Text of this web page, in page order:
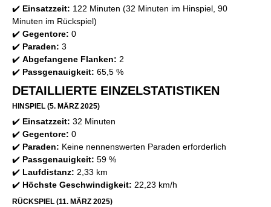
✔️ Einsatzzeit: 122 Minuten (32 Minuten im Hinspiel, 90
Minuten im Rückspiel)
✔️ Gegentore: 0
✔️ Paraden: 3
✔️ Abgefangene Flanken: 2
✔️ Passgenauigkeit: 65,5 %
DETAILLIERTE EINZELSTATISTIKEN
HINSPIEL (5. MÄRZ 2025)
✔️ Einsatzzeit: 32 Minuten
✔️ Gegentore: 0
✔️ Paraden: Keine nennenswerten Paraden erforderlich
✔️ Passgenauigkeit: 59 %
✔️ Laufdistanz: 2,33 km
✔️ Höchste Geschwindigkeit: 22,23 km/h
RÜCKSPIEL (11. MÄRZ 2025)